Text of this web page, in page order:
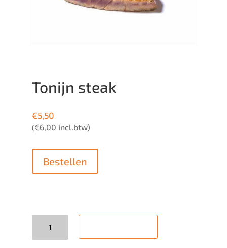
Tonijn steak
€5,50
(€6,00 incl.btw)
Bestellen